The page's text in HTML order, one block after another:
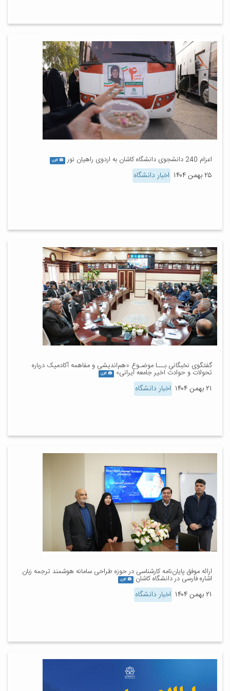
اعزام 240 دانشجوی دانشگاه کاشان به اردوی راهیان نور گالری
۲۵ بهمن ۱۴۰۴ اخبار دانشگاه
گفتگوی نخبگانی بـــا موضـوع «هم‌اندیشی و مفاهمه آکادمیک درباره
تحولات و حوادث اخیر جامعه ایرانی» گالری
۲۱ بهمن ۱۴۰۴ اخبار دانشگاه
ارائه موفق پایان‌نامه کارشناسی در حوزه طراحی سامانه هوشمند ترجمه زبان
اشاره فارسی در دانشگاه کاشان گالری
۲۱ بهمن ۱۴۰۴ اخبار دانشگاه